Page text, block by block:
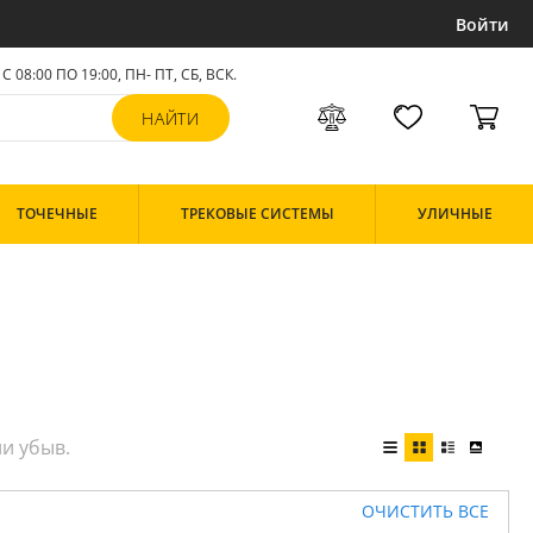
Войти
С 08:00 ПО 19:00, ПН- ПТ, СБ, ВСК.
ТОЧЕЧНЫЕ ТРЕКОВЫЕ СИСТЕМЫ УЛИЧНЫЕ
ОЧИСТИТЬ ВСЕ